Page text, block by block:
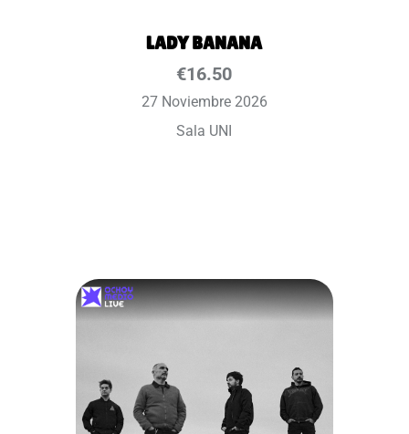
LADY BANANA
€16.50
27 Noviembre 2026
Sala UNI